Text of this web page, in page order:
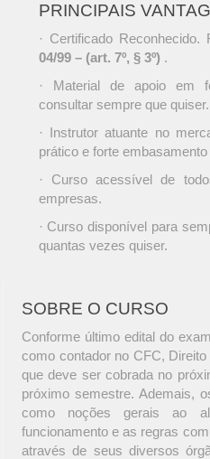
PRINCIPAIS
· Certificado Reconhecido.
04/99 – (art. 7º, § 3º) .
· Material de apoio em
consultar sempre que quiser.
· Instrutor atuante no
prático e forte embasamento
· Curso acessível de
empresas.
· Curso disponível para
quantas vezes quiser.
SOBRE O CURSO
Conforme último edital do
como contador no CFC,
que deve ser cobrada no
próximo semestre. Ademais,
como noções gerais ao
funcionamento e as regras
através de seus diversos